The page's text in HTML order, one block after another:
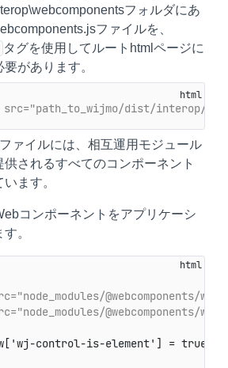
フォルダにあ
ファイルを、
タグを使用してルートhtmlページに
があります。
dist/interop/
ァイルには、相互運用モジュール
供されるすべてのコンポーネント
ます。
コンポーネントをアプリケーシ
。
@webcomponents/
@webcomponents/
control-is-element'] = true;